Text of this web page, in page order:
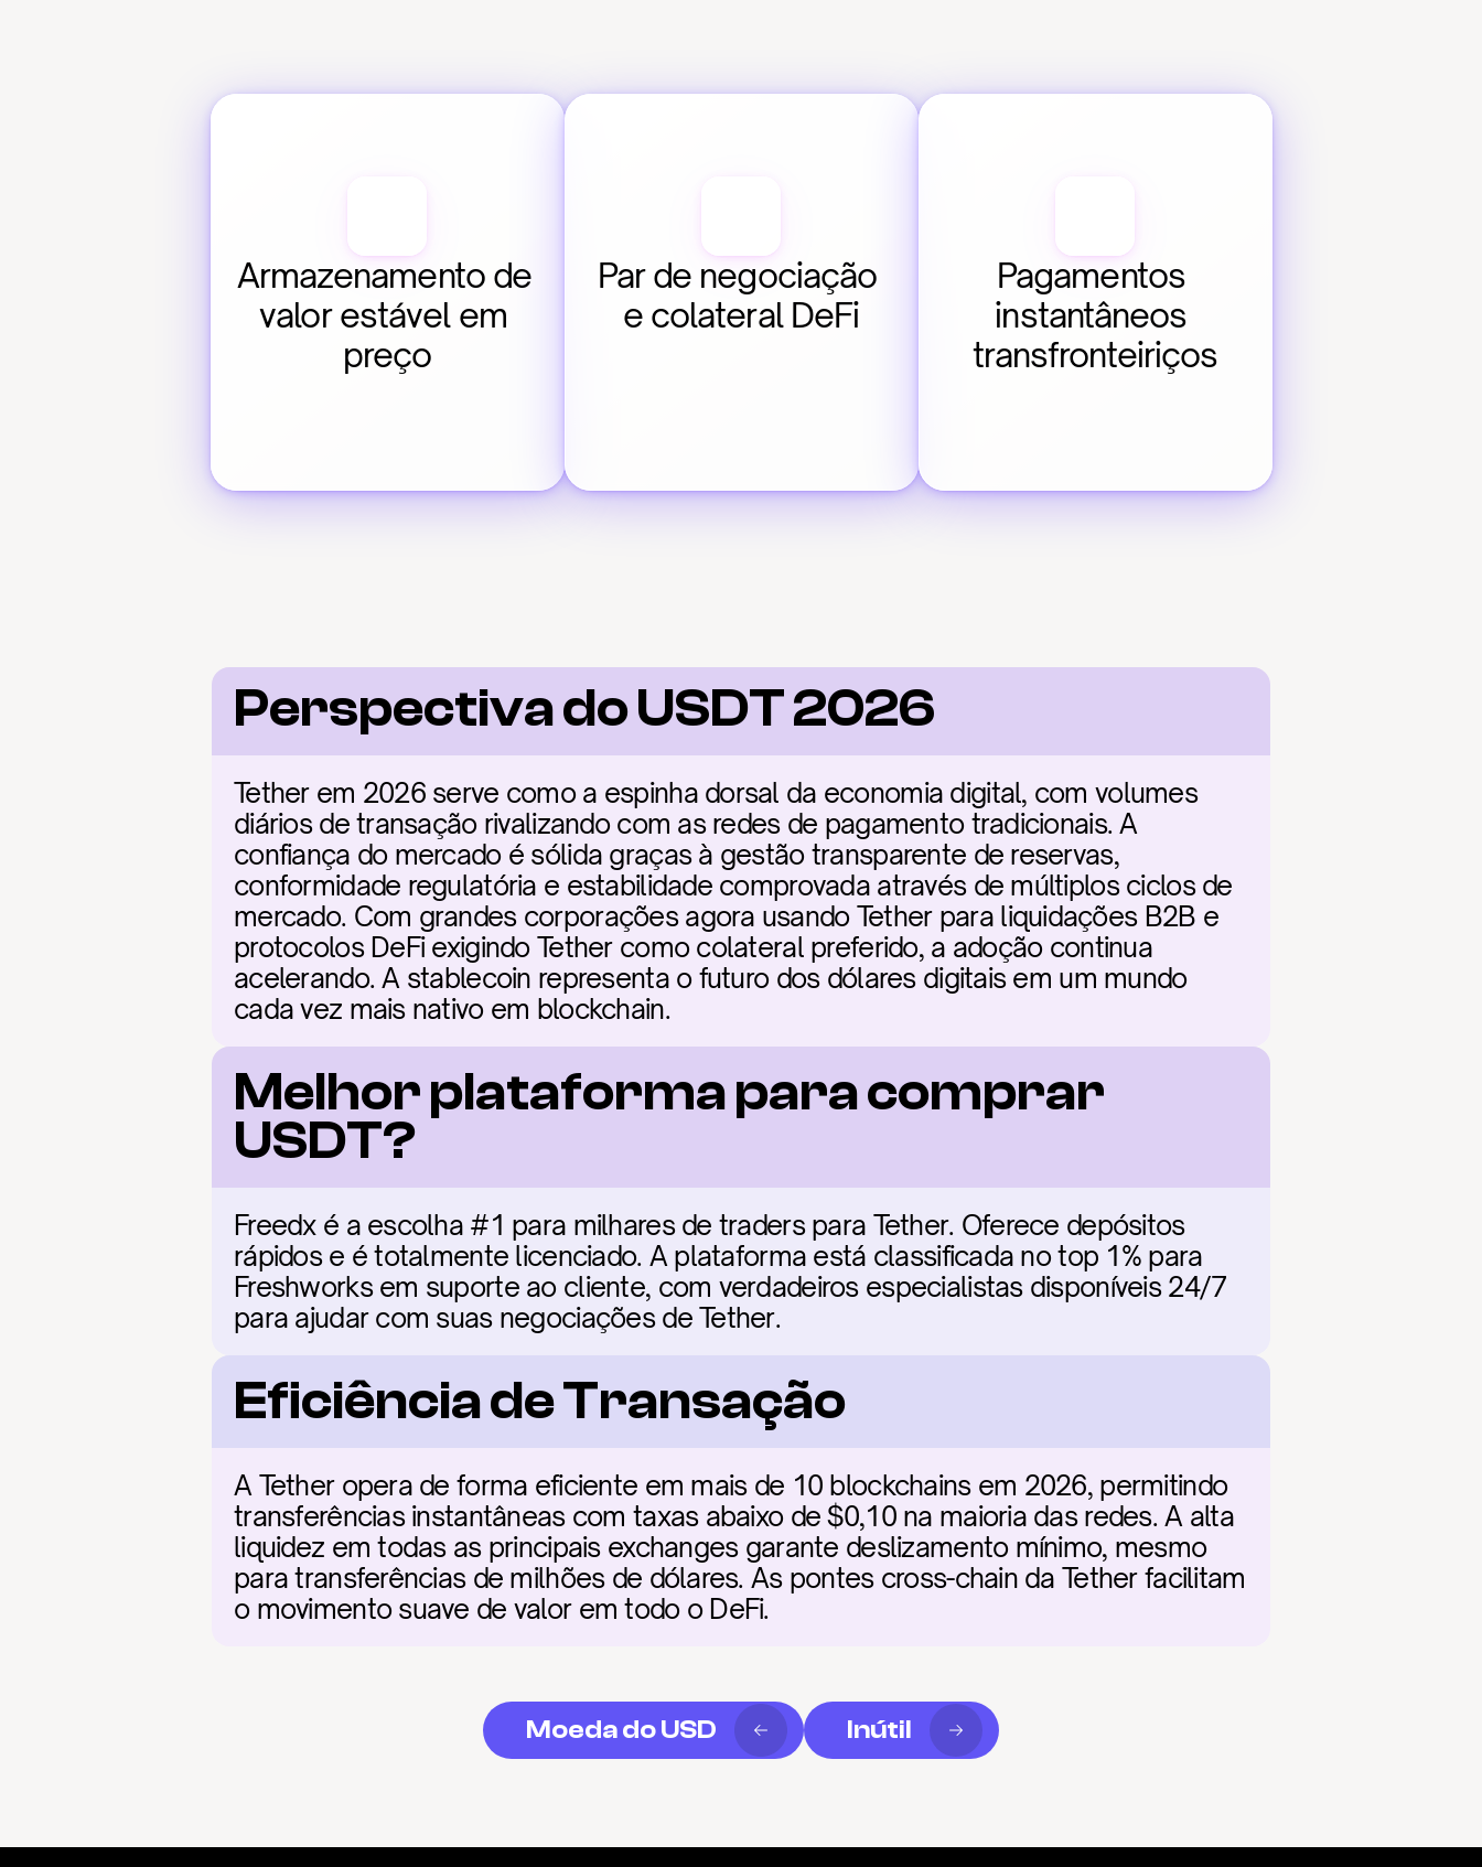
Armazenamento de
valor estável em
preço
Par de negociação
e colateral DeFi
Pagamentos
instantâneos
transfronteiriços
Perspectiva do USDT 2026
Tether em 2026 serve como a espinha dorsal da economia digital, com volumes
diários de transação rivalizando com as redes de pagamento tradicionais. A
confiança do mercado é sólida graças à gestão transparente de reservas,
conformidade regulatória e estabilidade comprovada através de múltiplos ciclos de
mercado. Com grandes corporações agora usando Tether para liquidações B2B e
protocolos DeFi exigindo Tether como colateral preferido, a adoção continua
acelerando. A stablecoin representa o futuro dos dólares digitais em um mundo
cada vez mais nativo em blockchain.
Melhor plataforma para comprar
USDT?
Freedx é a escolha #1 para milhares de traders para Tether. Oferece depósitos
rápidos e é totalmente licenciado. A plataforma está classificada no top 1% para
Freshworks em suporte ao cliente, com verdadeiros especialistas disponíveis 24/7
para ajudar com suas negociações de Tether.
Eficiência de Transação
A Tether opera de forma eficiente em mais de 10 blockchains em 2026, permitindo
transferências instantâneas com taxas abaixo de $0,10 na maioria das redes. A alta
liquidez em todas as principais exchanges garante deslizamento mínimo, mesmo
para transferências de milhões de dólares. As pontes cross-chain da Tether facilitam
o movimento suave de valor em todo o DeFi.
Moeda do USD Inútil